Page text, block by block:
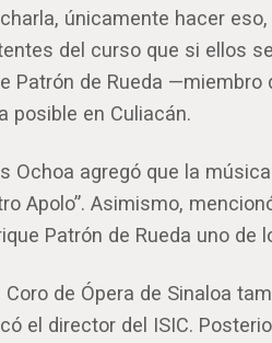
únicamente hacer
del curso que si ellos
Patrón de Rueda
posible en Culiacán.
Ochoa agregó que la
Apolo”. Asimismo,
Patrón de Rueda uno de
Coro de Ópera de Sinaloa
el director del ISIC.